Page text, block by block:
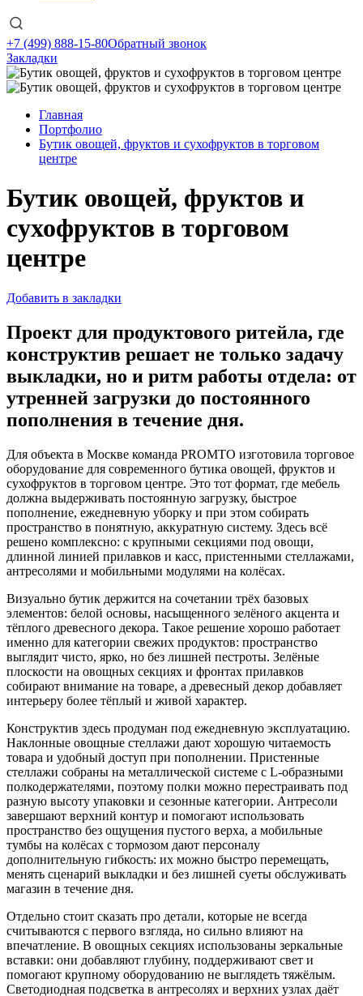
+7 (499) 888-15-80Обратный звонок
Закладки
Главная
Портфолио
Бутик овощей, фруктов и сухофруктов в торговом
центре
Бутик овощей, фруктов и
сухофруктов в торговом
центре
Добавить в закладки
Проект для продуктового ритейла, где
конструктив решает не только задачу
выкладки, но и ритм работы отдела: от
утренней загрузки до постоянного
пополнения в течение дня.
Для объекта в Москве команда PROMTO изготовила торговое
оборудование для современного бутика овощей, фруктов и
сухофруктов в торговом центре. Это тот формат, где мебель
должна выдерживать постоянную загрузку, быстрое
пополнение, ежедневную уборку и при этом собирать
пространство в понятную, аккуратную систему. Здесь всё
решено комплексно: с крупными секциями под овощи,
длинной линией прилавков и касс, пристенными стеллажами,
антресолями и мобильными модулями на колёсах.
Визуально бутик держится на сочетании трёх базовых
элементов: белой основы, насыщенного зелёного акцента и
тёплого древесного декора. Такое решение хорошо работает
именно для категории свежих продуктов: пространство
выглядит чисто, ярко, но без лишней пестроты. Зелёные
плоскости на овощных секциях и фронтах прилавков
собирают внимание на товаре, а древесный декор добавляет
интерьеру более тёплый и живой характер.
Конструктив здесь продуман под ежедневную эксплуатацию.
Наклонные овощные стеллажи дают хорошую читаемость
товара и удобный доступ при пополнении. Пристенные
стеллажи собраны на металлической системе с L-образными
полкодержателями, поэтому полки можно перестраивать под
разную высоту упаковки и сезонные категории. Антресоли
завершают верхний контур и помогают использовать
пространство без ощущения пустого верха, а мобильные
тумбы на колёсах с тормозом дают персоналу
дополнительную гибкость: их можно быстро перемещать,
менять сценарий выкладки и без лишней суеты обслуживать
магазин в течение дня.
Отдельно стоит сказать про детали, которые не всегда
считываются с первого взгляда, но сильно влияют на
впечатление. В овощных секциях использованы зеркальные
вставки: они добавляют глубину, поддерживают свет и
помогают крупному оборудованию не выглядеть тяжёлым.
Светодиодная подсветка в антресолях и верхних узлах даёт